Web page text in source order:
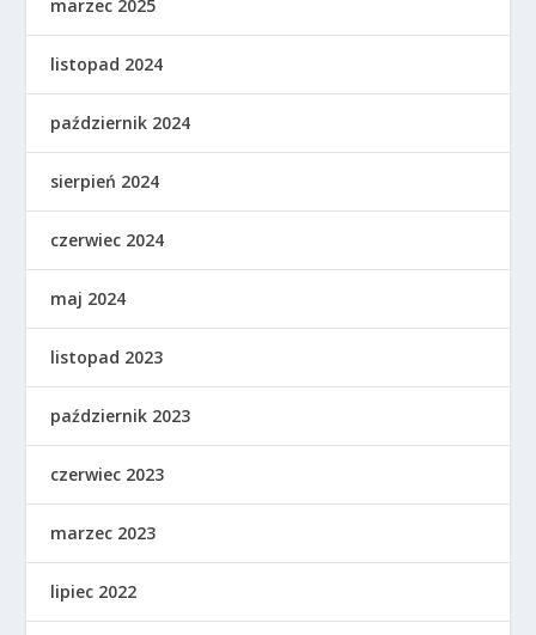
marzec 2025
listopad 2024
październik 2024
sierpień 2024
czerwiec 2024
maj 2024
listopad 2023
październik 2023
czerwiec 2023
marzec 2023
lipiec 2022